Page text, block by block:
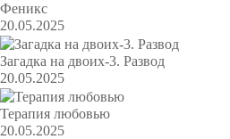
Феникс
20.05.2025
Загадка на двоих-3. Развод
20.05.2025
Терапия любовью
20.05.2025